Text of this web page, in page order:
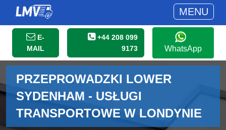
MENU
E-
MAIL
+44 208 099
9173
WhatsApp
PRZEPROWADZKI LOWER
SYDENHAM - USŁUGI
TRANSPORTOWE W LONDYNIE